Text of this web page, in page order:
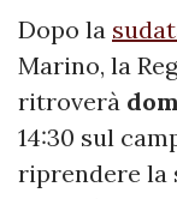
Dopo la
Marino, la
ritroverà
14:30 sul
riprendere la